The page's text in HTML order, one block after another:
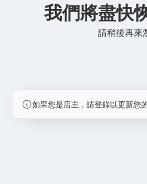
我們將盡快
請稍後再來
如果您是店主，請登錄以更新您的